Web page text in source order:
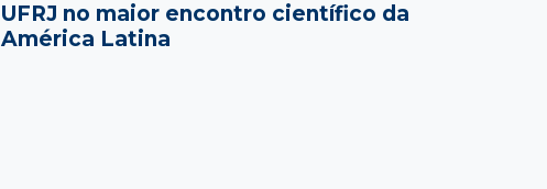
UFRJ no maior encontro científico da
América Latina